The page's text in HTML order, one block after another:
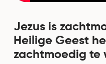
Jezus is
Heilige Geest
zachtmoedig te